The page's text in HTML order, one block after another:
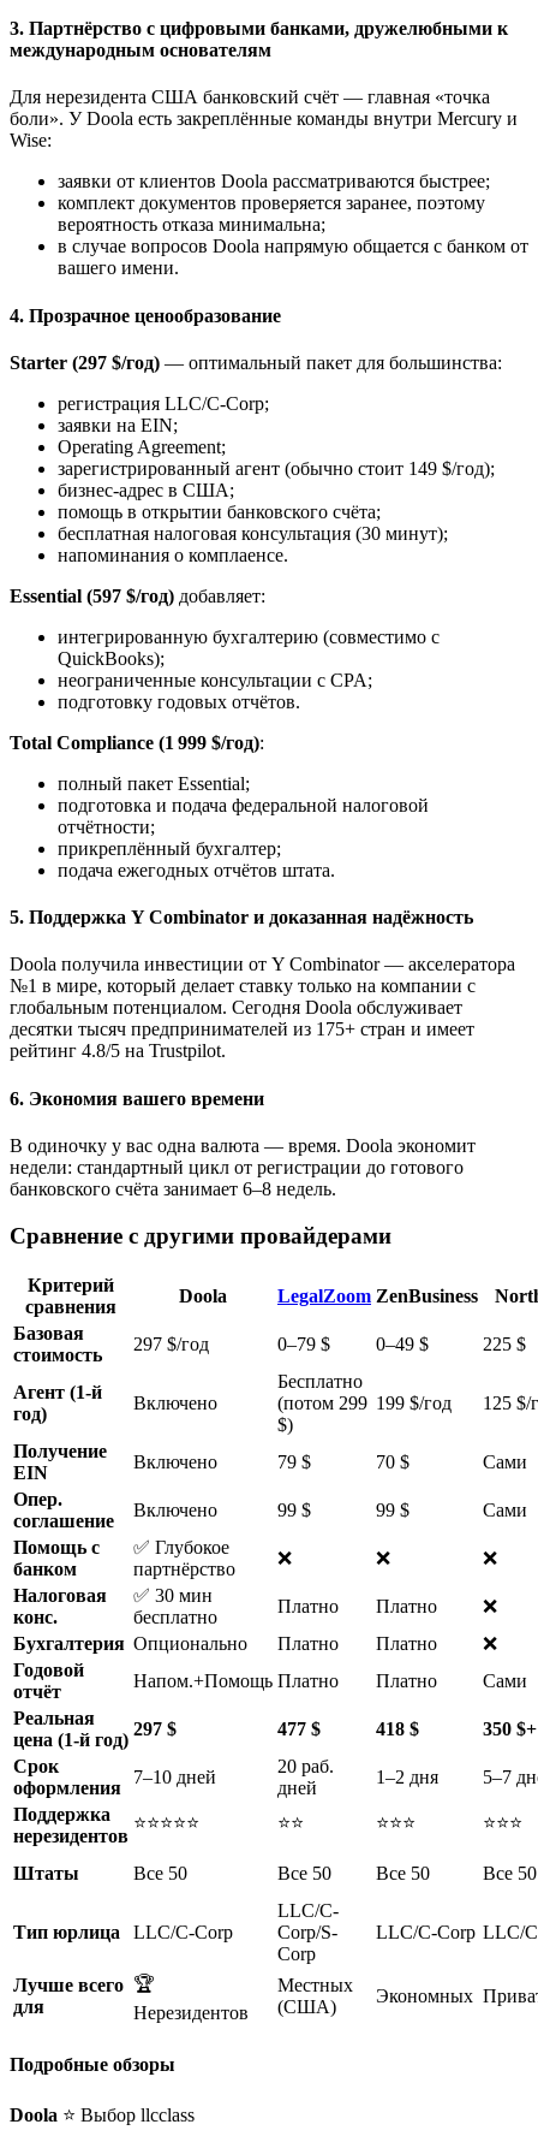
3. Партнёрство с цифровыми банками, дружелюбными к
международным основателям
Для нерезидента США банковский счёт — главная «точка
боли». У Doola есть закреплённые команды внутри Mercury и
Wise:
заявки от клиентов Doola рассматриваются быстрее;
комплект документов проверяется заранее, поэтому
вероятность отказа минимальна;
в случае вопросов Doola напрямую общается с банком от
вашего имени.
4. Прозрачное ценообразование
Starter (297 $/год) — оптимальный пакет для большинства:
регистрация LLC/C-Corp;
заявки на EIN;
Operating Agreement;
зарегистрированный агент (обычно стоит 149 $/год);
бизнес-адрес в США;
помощь в открытии банковского счёта;
бесплатная налоговая консультация (30 минут);
напоминания о комплаенсе.
Essential (597 $/год) добавляет:
интегрированную бухгалтерию (совместимо с
QuickBooks);
неограниченные консультации с CPA;
подготовку годовых отчётов.
Total Compliance (1 999 $/год):
полный пакет Essential;
подготовка и подача федеральной налоговой
отчётности;
прикреплённый бухгалтер;
подача ежегодных отчётов штата.
5. Поддержка Y Combinator и доказанная надёжность
Doola получила инвестиции от Y Combinator — акселератора
№1 в мире, который делает ставку только на компании с
глобальным потенциалом. Сегодня Doola обслуживает
десятки тысяч предпринимателей из 175+ стран и имеет
рейтинг 4.8/5 на Trustpilot.
6. Экономия вашего времени
В одиночку у вас одна валюта — время. Doola экономит
недели: стандартный цикл от регистрации до готового
банковского счёта занимает 6–8 недель.
Сравнение с другими провайдерами
Критерий
сравнения
Doola LegalZoom ZenBusiness
Базовая
стоимость
297 $/год 0–79 $ 0–49 $ 225 $
Агент (1-й
год)
Включено
Бесплатно
(потом 299
$)
199 $/год 125 $/
Получение
EIN
Включено 79 $ 70 $
Сами
Опер.
соглашение
Включено 99 $ 99 $
Сами
Помощь с
банком
✅ Глубокое
партнёрство
❌ ❌
❌
Налоговая
конс.
✅ 30 мин
бесплатно
Платно Платно
❌
Бухгалтерия Опционально Платно Платно
❌
Годовой
отчёт
Напом.+Помощь Платно Платно
Сами
Реальная
цена (1-й год)
297 $ 477 $ 418 $
350 $+
Срок
оформления
7–10 дней
20 раб.
дней
1–2 дня
5–7
Поддержка
нерезидентов
⭐⭐⭐⭐⭐ ⭐⭐ ⭐⭐⭐ ⭐⭐⭐
Штаты Все 50 Все 50 Все 50 Все 50
Тип юрлица LLC/C-Corp
LLC/C-
Corp/S-
Corp
LLC/C-Corp LLC/
Лучше всего
для
🏆
Нерезидентов
Местных
(США)
Экономных
Подробные обзоры
Doola ⭐ Выбор llcclass